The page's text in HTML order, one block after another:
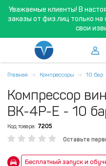
Уважаемые клиенты! В
заказы от физ.лиц только на
свои
Главная Компрессоры 10 бар
Компрессор
ВК-4Р-Е - 10
Код товара: 7205
Оставьте
Бесплатный запуск и